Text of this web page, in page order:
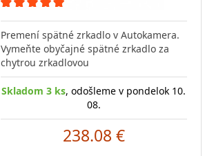
Premení spätné zrkadlo v Autokamera.
Vymeňte obyčajné spätné zrkadlo za
chytrou zrkadlovou
Skladom 3 ks, odošleme v pondelok 10.
08.
238.08 €